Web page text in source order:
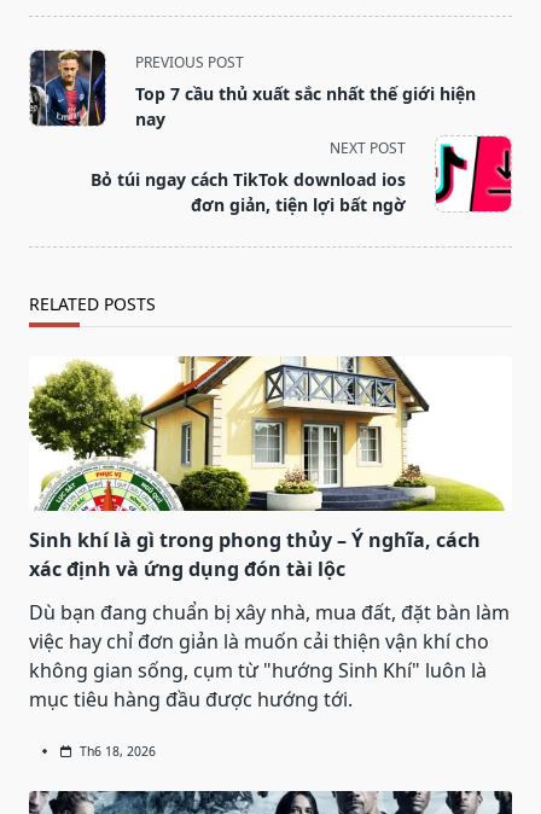
<span
class="nav-
subtitle
reader-
text">Page</span>
PREVIOUS POST
Top 7 cầu thủ xuất sắc nhất thế giới hiện
nay
NEXT POST
Bỏ túi ngay cách TikTok download ios
đơn giản, tiện lợi bất ngờ
RELATED POSTS
Sinh khí là gì trong phong thủy – Ý nghĩa, cách
xác định và ứng dụng đón tài lộc
Dù bạn đang chuẩn bị xây nhà, mua đất, đặt bàn làm
việc hay chỉ đơn giản là muốn cải thiện vận khí cho
không gian sống, cụm từ "hướng Sinh Khí" luôn là
mục tiêu hàng đầu được hướng tới.
Th6 18, 2026